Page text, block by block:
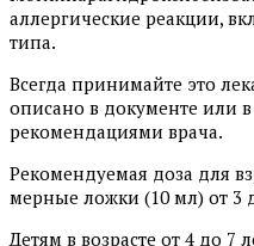
аллергические реакции,
типа.
Всегда принимайте это
описано в документе или в
рекомендациями врача.
Рекомендуемая доза для
мерные ложки (10 мл) от 3
Детям в возрасте от 4 до 7